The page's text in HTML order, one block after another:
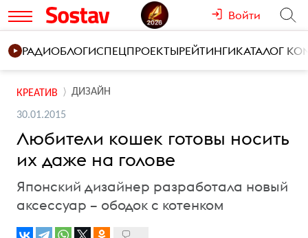
Войти
РАДИОБЛОГИСПЕЦПРОЕКТЫРЕЙТИНГИКАТАЛОГ
КРЕАТИВ ДИЗАЙН
30.01.2015
Любители кошек готовы носить
их даже на голове
Японский дизайнер разработала новый
аксессуар – ободок с котенком